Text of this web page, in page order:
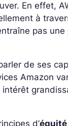
En effet,
à
pas
de ses
Amazon
d’